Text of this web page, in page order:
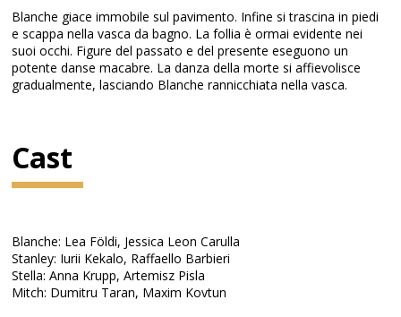
Blanche giace immobile sul pavimento. Infine si trascina in piedi
e scappa nella vasca da bagno. La follia è ormai evidente nei
suoi occhi. Figure del passato e del presente eseguono un
potente danse macabre. La danza della morte si affievolisce
gradualmente, lasciando Blanche rannicchiata nella vasca.
Cast
Blanche: Lea Földi, Jessica Leon Carulla
Stanley: Iurii Kekalo, Raffaello Barbieri
Stella: Anna Krupp, Artemisz Pisla
Mitch: Dumitru Taran, Maxim Kovtun